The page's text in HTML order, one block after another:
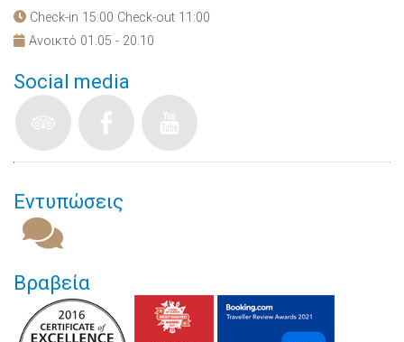
Check-in 15:00 Check-out 11:00
Ανοικτό 01.05 - 20.10
Social media
Εντυπώσεις
Βραβεία